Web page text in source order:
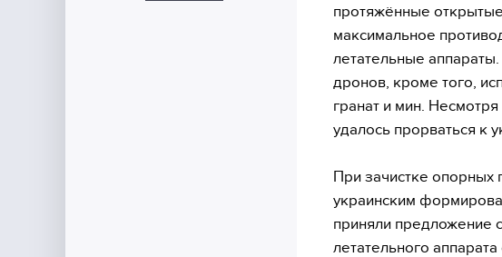
протяжённые открытые
максимальное
летательные
дронов, кроме того,
гранат и мин.
удалось прорваться к
При зачистке опорных
украинским
приняли предложение
летательного